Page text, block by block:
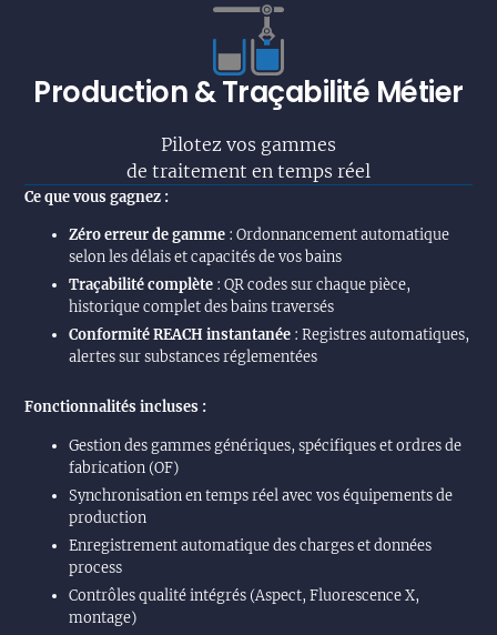
Production & Traçabilité Métier
Pilotez vos gammes
de traitement en temps réel
Ce que vous gagnez :
Zéro erreur de gamme : Ordonnancement automatique
selon les délais et capacités de vos bains
Traçabilité complète : QR codes sur chaque pièce,
historique complet des bains traversés
Conformité REACH instantanée : Registres automatiques,
alertes sur substances réglementées
Fonctionnalités incluses :
Gestion des gammes génériques, spécifiques et ordres de
fabrication (OF)
Synchronisation en temps réel avec vos équipements de
production
Enregistrement automatique des charges et données
process
Contrôles qualité intégrés (Aspect, Fluorescence X,
montage)